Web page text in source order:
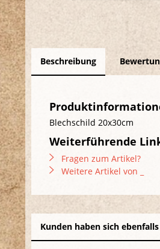
Beschreibung
Blechschild 20x30cm
Weiterführende
Fragen zum Artikel?
Weitere Artikel von _
Kunden haben sich